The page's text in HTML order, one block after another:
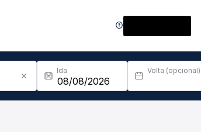
Ida Volta (opcional)